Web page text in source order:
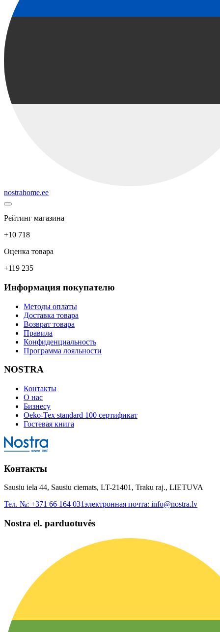
nostrahome.ee
Рейтинг магазина
+10 718
Оценка товара
+119 235
Информация покупателю
Методы оплаты
Доставка товара
Возврат товара
Правила
Конфиденциальность
Программа лояльности
NOSTRA
Контакты
О нас
Бизнесу
Oeko-Tex standard 100 сертификат
Гостевая книга
Контакты
Sausiu iela 44, Sausiu ciemats, LT-21401, Traku raj., LIETUVA
Тел. №: +371 66 164 031электронная почта: info@nostra.lv
Nostra el. parduotuvės